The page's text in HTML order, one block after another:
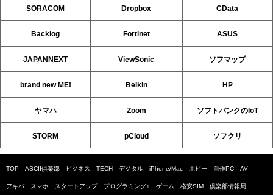
SORACOM Dropbox CData
Backlog Fortinet ASUS
JAPANNEXT ViewSonic ソフマップ
brand new ME! Belkin HP
ヤマハ Zoom ソフトバンクのIoT
STORM pCloud ソフクリ
TOP ASCII倶楽部 ビジネス TECH デジタル iPhone/Mac ホビー 自作PC AV
アキバ スマホ スタートアップ プログラミング+ ゲーム 格安SIM 倶楽部情報局